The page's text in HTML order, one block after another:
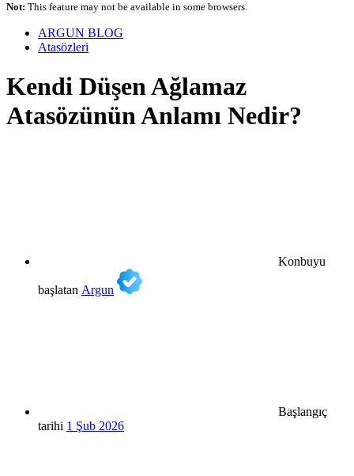
Not: This feature may not be available in some browsers.
ARGUN BLOG
Atasözleri
Kendi Düşen Ağlamaz
Atasözünün Anlamı Nedir?
Konbuyu
başlatan Argun
Başlangıç
tarihi 1 Şub 2026